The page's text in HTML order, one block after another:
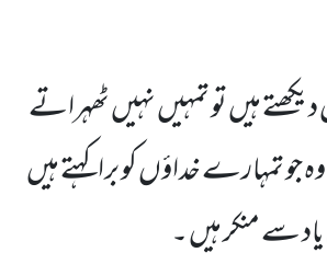
ہیں تو تمہیں نہیں ٹھہراتے
وہ جو تمہارے خداؤں کو برا کہتے ہیں
سے منکر ہیں ۔